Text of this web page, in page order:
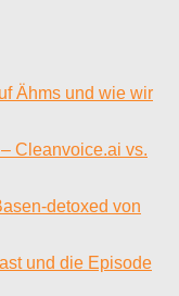
Ähms und wie wir
Cleanvoice.ai vs.
detoxed von
und die Episode